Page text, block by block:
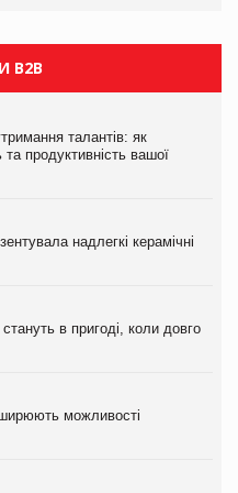
B2B
талантів: як
продуктивність вашої
надлегкі керамічні
в пригоді, коли довго
можливості